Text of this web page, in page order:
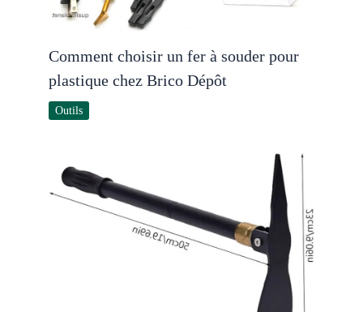
Comment choisir un fer à souder pour
plastique chez Brico Dépôt
Outils